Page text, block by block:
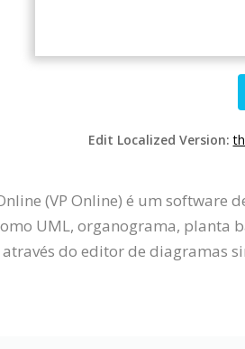
Edit Localized Version:
(VP Online) é um
UML, organograma, planta
do editor de diagramas